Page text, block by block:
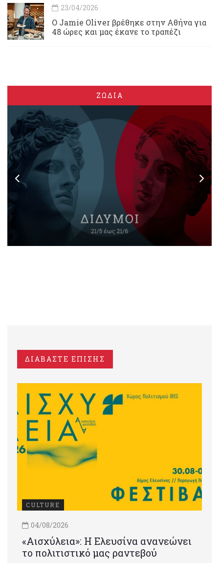
23/04/2026
Ο Jamie Oliver βρέθηκε στην Αθήνα για
48 ώρες και μας έκανε το τραπέζι
ΖΩΔΙΑ
ΔΙΑΒΑΣΤΕ ΕΠΙΣΗΣ
CULTURE
04/08/2026
«Αισχύλεια»: Η Ελευσίνα ανανεώνει
το πολιτιστικό μας ραντεβού